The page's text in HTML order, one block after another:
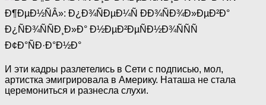
И эти кадры разлетелись в Сети с подписью, мол,
артистка эмигрировала в Америку. Наташа не стала
церемониться и разнесла слухи.